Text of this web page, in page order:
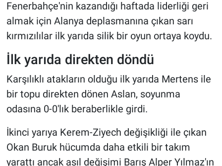
Fenerbahçe'nin kazandığı haftada liderliği geri
almak için Alanya deplasmanına çıkan sarı
kırmızılılar ilk yarıda silik bir oyun ortaya koydu.
İlk yarıda direkten döndü
Karşılıklı atakların olduğu ilk yarıda Mertens ile
bir topu direkten dönen Aslan, soyunma
odasına 0-0'lık beraberlikle girdi.
İkinci yarıya Kerem-Ziyech değişikliği ile çıkan
Okan Buruk hücumda daha etkili bir takım
yarattı ancak asıl değişimi Barış Alper Yılmaz'ın